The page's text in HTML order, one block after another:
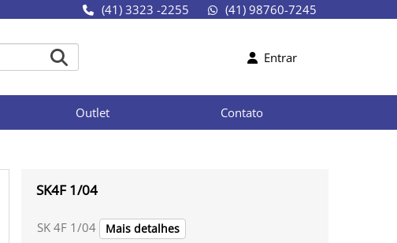
(41) 3323 -2255 (41) 98760-7245
Entrar
Outlet Contato
SK4F 1/04
SK 4F 1/04 Mais detalhes